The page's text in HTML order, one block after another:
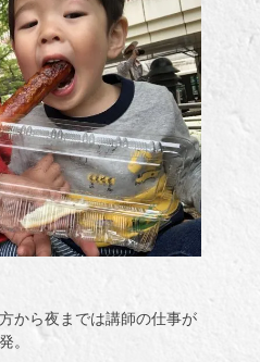
から夜までは講師の仕事が
。